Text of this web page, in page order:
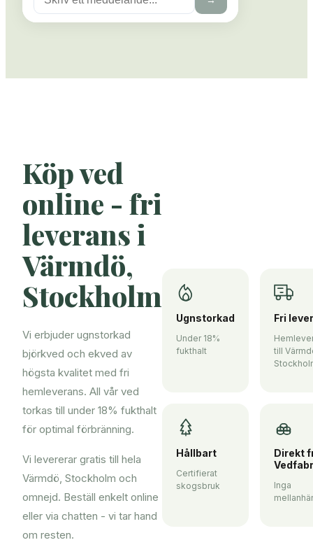
Köp ved
online - fri
leverans i
Värmdö,
Stockholm
Vi erbjuder ugnstorkad
björkved och ekved av
högsta kvalitet med fri
hemleverans. All vår ved
torkas till under 18% fukthalt
för optimal förbränning.
Vi levererar gratis till hela
Värmdö, Stockholm och
omnejd. Beställ enkelt online
eller via chatten - vi tar hand
om resten.
Ugnstorkad
Under 18%
fukthalt
Fri
till
Hållbart
Certifierat
skogsbruk
Direkt
Inga